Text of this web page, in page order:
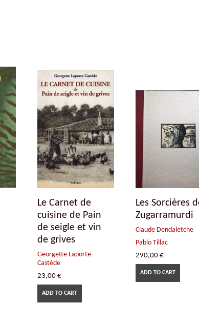
Le Carnet de
cuisine de Pain
de seigle et vin
de grives
Georgette Laporte-
Castède
23,00€
ADD TO CART
Les Sorcières
Zugarramurdi
Claude Dendaletche
Pablo Tillac
290,00 €
ADD TO CART